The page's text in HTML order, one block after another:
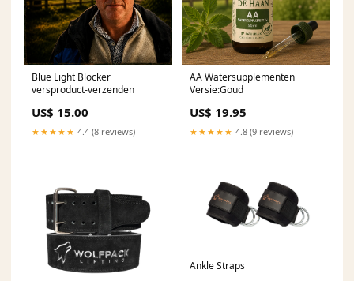
Blue Light Blocker
versproduct-verzenden
US$ 15.00
★★★★★ 4.4 (8 reviews)
AA Watersupplementen
Versie:Goud
US$ 19.95
★★★★★ 4.8 (9 reviews)
Ankle Straps